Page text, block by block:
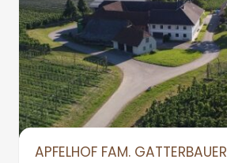
APFELHOF FAM. GATTERBAUER